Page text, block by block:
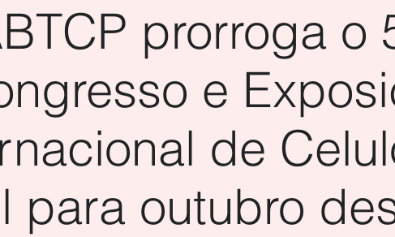
prorroga o
e
de
para outubro